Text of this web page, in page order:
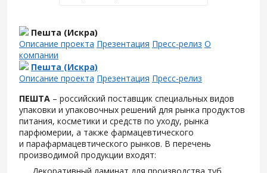
Пешта (Искра)
Описание проекта Презентация Пресс-релиз О
компании
Пешта (Искра)
Описание проекта Презентация Пресс-релиз
ПЕШТА – российский поставщик специальных видов
упаковки и упаковочных решений для рынка продуктов
питания, косметики и средств по уходу, рынка
парфюмерии, а также фармацевтического
и парафармацевтического рынков. В перечень
производимой продукции входят: